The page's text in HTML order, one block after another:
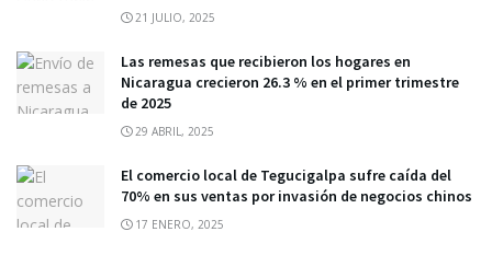
21 JULIO, 2025
Las remesas que recibieron los hogares en
Nicaragua crecieron 26.3 % en el primer trimestre
de 2025
29 ABRIL, 2025
El comercio local de Tegucigalpa sufre caída del
70% en sus ventas por invasión de negocios chinos
17 ENERO, 2025